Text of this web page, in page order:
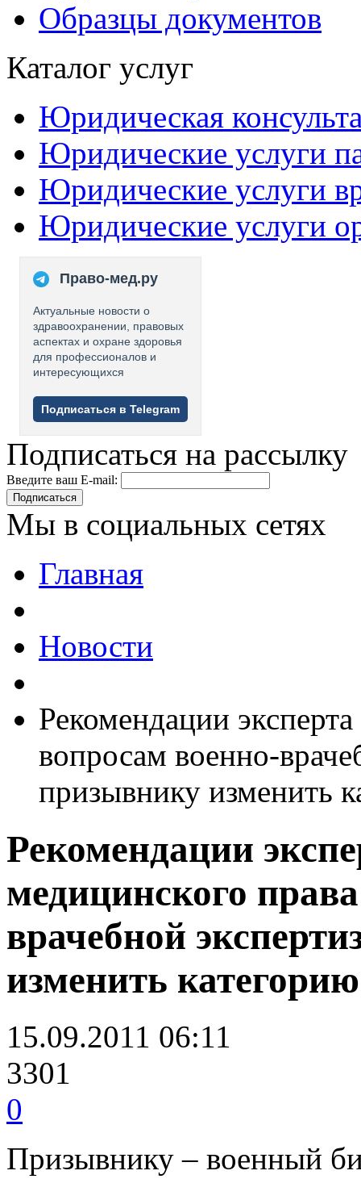
Образцы документов
Каталог услуг
Юридическая
Юридические услуги
Юридические услуги
Юридические услуги
Право-мед.ру
Актуальные новости о
здравоохранении, правовых
аспектах и охране здоровья
для профессионалов и
интересующихся
Подписаться в Telegram
Подписаться на рассылку
Введите ваш E-mail:
Подписаться
Мы в социальных сетях
Главная
Новости
Рекомендации
вопросам военно-
призывнику изменить
Рекомендации
медицинского
врачебной
изменить
15.09.2011 06:11
3301
0
Призывнику – военный